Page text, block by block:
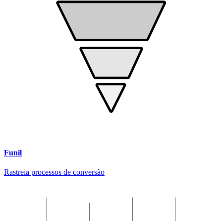
Funil
Rastreia processos de conversão